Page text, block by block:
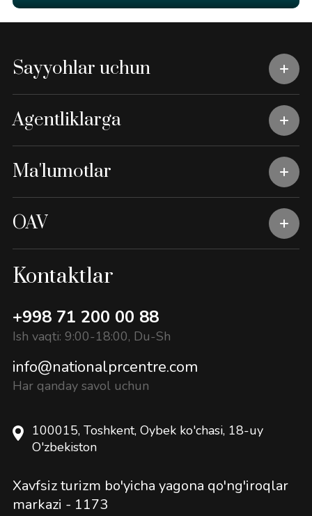
Sayyohlar uchun
Agentliklarga
Ma'lumotlar
OAV
Kontaktlar
+998 71 200 00 88
Ish vaqti: 9:00-18:00, Du-Sh
info@nationalprcentre.com
Har qanday savol uchun
100015, Toshkent, Oybek ko'chasi, 18-uy
O'zbekiston
Xavfsiz turizm bo'yicha yagona qo'ng'iroqlar
markazi - 1173